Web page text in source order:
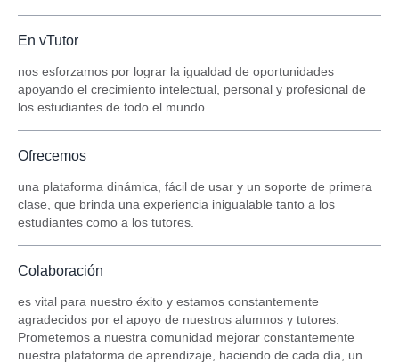
En vTutor
nos esforzamos por lograr la igualdad de oportunidades
apoyando el crecimiento intelectual, personal y profesional de
los estudiantes de todo el mundo.
Ofrecemos
una plataforma dinámica, fácil de usar y un soporte de primera
clase, que brinda una experiencia inigualable tanto a los
estudiantes como a los tutores.
Colaboración
es vital para nuestro éxito y estamos constantemente
agradecidos por el apoyo de nuestros alumnos y tutores.
Prometemos a nuestra comunidad mejorar constantemente
nuestra plataforma de aprendizaje, haciendo de cada día, un